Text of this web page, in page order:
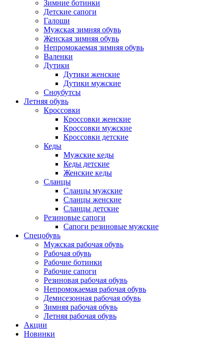
Зимние ботинки
Детские сапоги
Галоши
Мужская зимняя обувь
Женская зимняя обувь
Непромокаемая зимняя обувь
Валенки
Дутики
Дутики женские
Дутики мужские
Сноубутсы
Летняя обувь
Кроссовки
Кроссовки женские
Кроссовки мужские
Кроссовки детские
Кеды
Мужские кеды
Кеды детские
Женские кеды
Сланцы
Сланцы мужские
Сланцы женские
Сланцы детские
Резиновые сапоги
Сапоги резиновые мужские
Спецобувь
Мужская рабочая обувь
Рабочая обувь
Рабочие ботинки
Рабочие сапоги
Резиновая рабочая обувь
Непромокаемая рабочая обувь
Демисезонная рабочая обувь
Зимняя рабочая обувь
Летняя рабочая обувь
Акции
Новинки